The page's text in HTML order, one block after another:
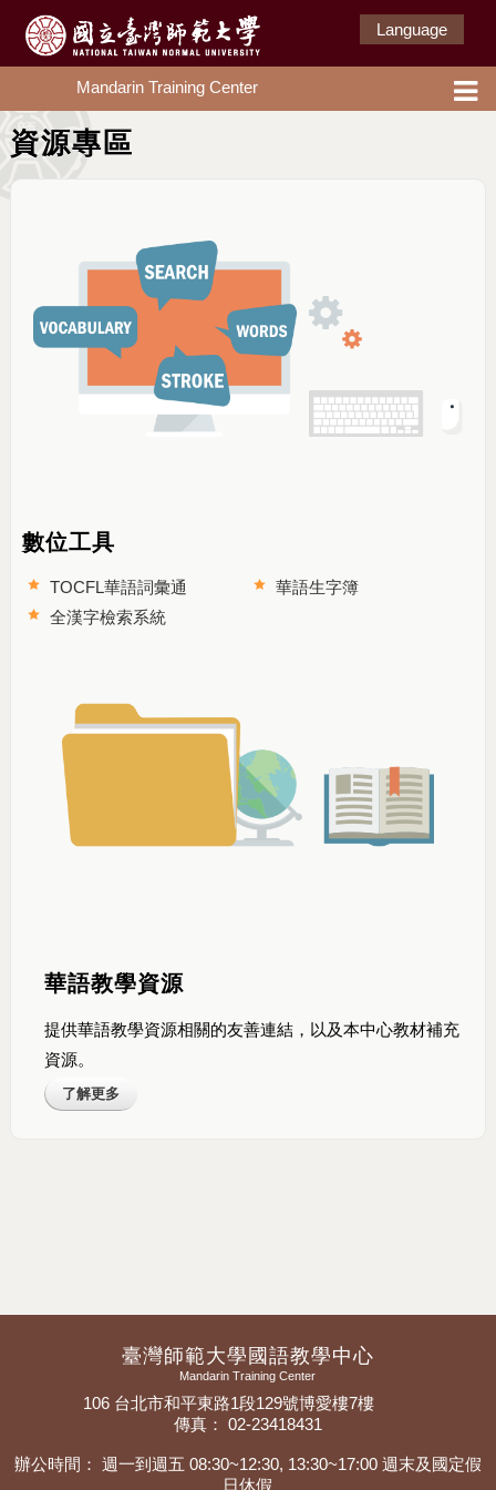
Language
Mandarin Training Center
資源專區
數位工具
TOCFL華語詞彙通
華語生字簿
全漢字檢索系統
華語教學資源
提供華語教學資源相關的友善連結，以及本中心教材補充
資源。
了解更多
臺灣師範大學國語教學中心
Mandarin Training Center
106 台北市和平東路1段129號博愛樓7樓
傳真： 02-23418431
辦公時間： 週一到週五 08:30~12:30, 13:30~17:00 週末及國定假
日休假